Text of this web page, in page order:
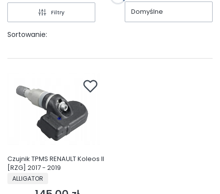
Filtry
Sortowanie:
Domyślne
Czujnik TPMS RENAULT Koleos II
[RZG] 2017 - 2019
PRODUCENT
ALLIGATOR